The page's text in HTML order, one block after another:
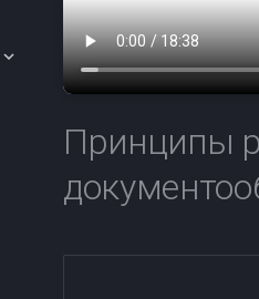
Принципы